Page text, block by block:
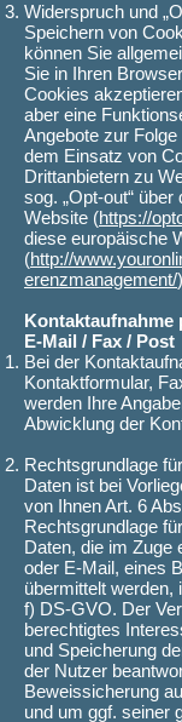
Widerspruch und
Speichern von
können Sie
Sie in Ihren
Cookies
aber eine
Angebote zur
dem Einsatz von
Drittanbietern zu
sog. „Opt-out“
Website (https://
diese europäische
(http://
erenzmanagement/
Kontaktaufnahme
E-Mail / Fax / Post
Bei der
Kontaktformular,
werden Ihre
Abwicklung der
Rechtsgrundlage
Daten ist bei
von Ihnen Art. 6
Rechtsgrundlage
Daten, die im Zuge
oder E-Mail, eines
übermittelt werden,
f) DS-GVO. Der
berechtigtes
und Speicherung
der Nutzer
Beweissicherung
und um ggf. seiner